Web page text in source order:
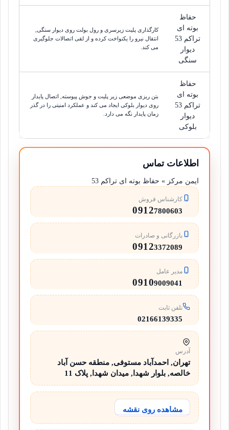
حفاظ
بوته ای
تراکم 53
دیوار
سنگی
کارگذاری پلیت زیرسری و رول بولت روی دیوار سنگی,
انتقال نیرو را یکنواخت کرده و از لقی اتصالات جلوگیری
می کند.
حفاظ
بوته ای
تراکم 53
دیوار
بلوکی
بتن ریزی موضعی زیر پلیت و جوش پیوسته, اتصال پایدار
روی دیوار بلوکی ایجاد می کند و عملکرد امنیتی را در گذر
زمان پایدار نگه می دارد.
اطلاعات تماس
ایمن مرکز » حفاظ بوته ای تراکم 53
کارشناس فروش
09127800603
بازرگانی و صادرات
09123372089
مدیر عامل
09109009041
تلفن ثابت
02166139335
آدرس
تهران, احمدآباد مستوفی, منطقه حسن آباد
خالصه, بلوار شهدا, میدان شهدا, پلاک 11
مشاهده روی نقشه